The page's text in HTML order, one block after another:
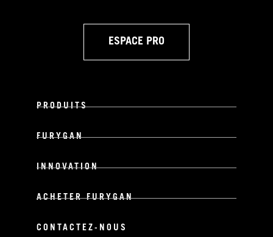
ESPACE PRO
PRODUITS
FURYGAN
INNOVATION
ACHETER FURYGAN
CONTACTEZ-NOUS